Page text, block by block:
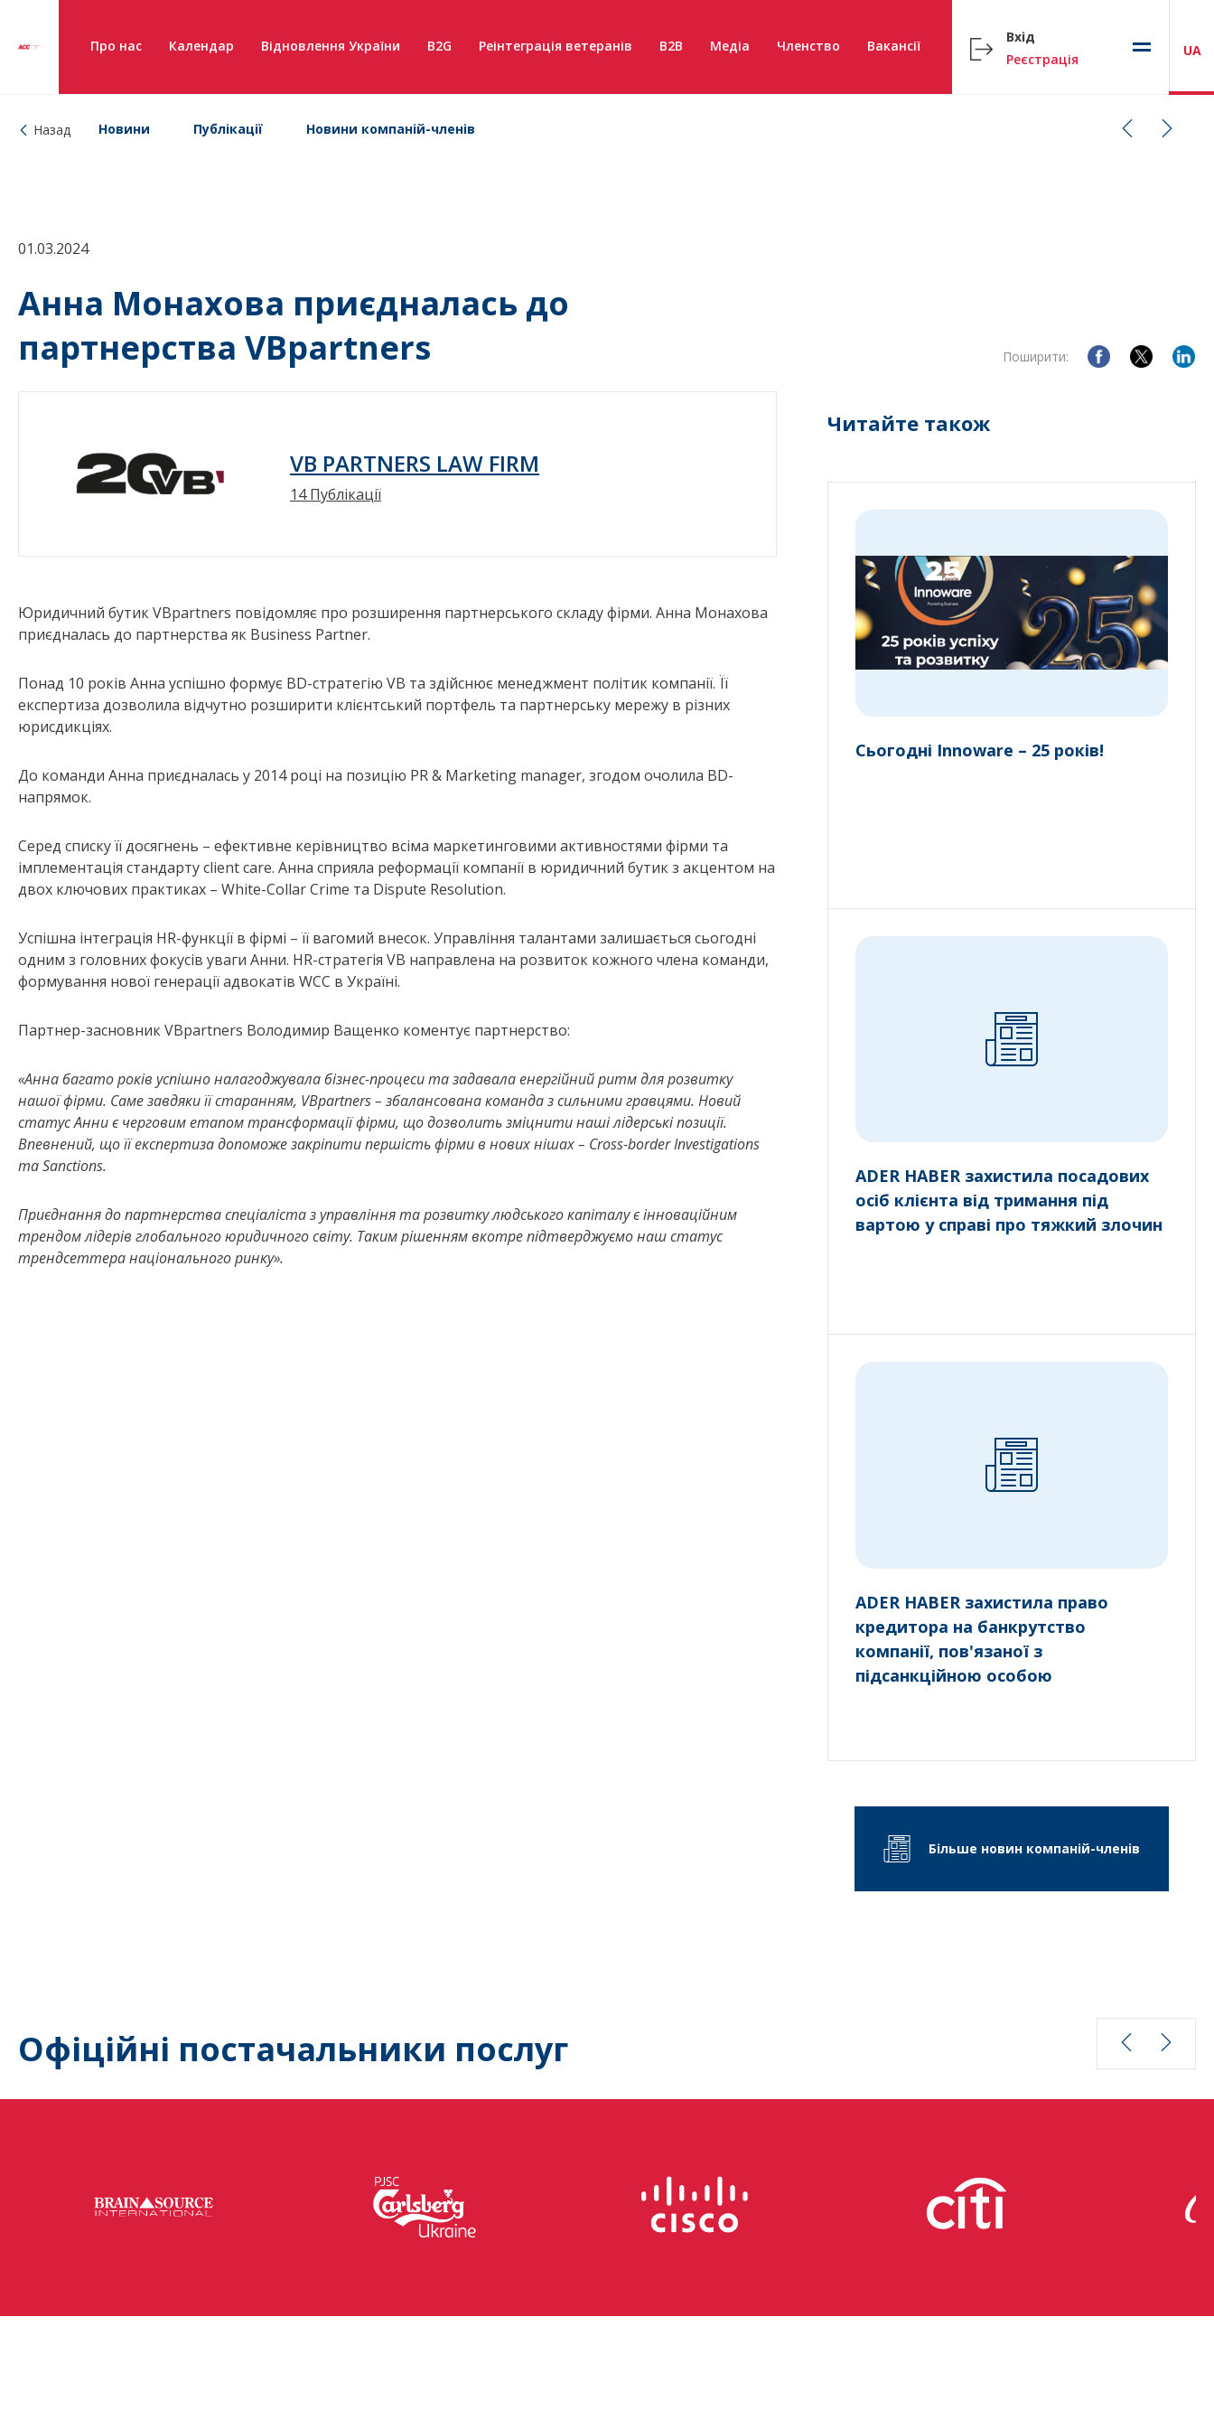
Про нас Календар Відновлення України B2G Реінтеграція ветеранів B2B Медіа Членство Вакансії
Вхід
Реєстрація
UA
Назад Новини Публікації Новини компаній-членів
01.03.2024
Анна Монахова приєдналась до
партнерства VBpartners
Поширити:
VB PARTNERS LAW FIRM
14 Публікації
Юридичний бутик VBpartners повідомляє про розширення партнерського складу фірми. Анна Монахова
приєдналась до партнерства як Business Partner.
Понад 10 років Анна успішно формує BD-стратегію VB та здійснює менеджмент політик компанії. Її
експертиза дозволила відчутно розширити клієнтський портфель та партнерську мережу в різних
юрисдикціях.
До команди Анна приєдналась у 2014 році на позицію PR & Marketing manager, згодом очолила BD-
напрямок.
Серед списку її досягнень – ефективне керівництво всіма маркетинговими активностями фірми та
імплементація стандарту client care. Анна сприяла реформації компанії в юридичний бутик з акцентом на
двох ключових практиках – White-Collar Crime та Dispute Resolution.
Успішна інтеграція HR-функції в фірмі – її вагомий внесок. Управління талантами залишається сьогодні
одним з головних фокусів уваги Анни. HR-стратегія VB направлена на розвиток кожного члена команди,
формування нової генерації адвокатів WCC в Україні.
Партнер-засновник VBpartners Володимир Ващенко коментує партнерство:
«Анна багато років успішно налагоджувала бізнес-процеси та задавала енергійний ритм для розвитку
нашої фірми. Саме завдяки її старанням, VBpartners – збалансована команда з сильними гравцями. Новий
статус Анни є черговим етапом трансформації фірми, що дозволить зміцнити наші лідерські позиції.
Впевнений, що її експертиза допоможе закріпити першість фірми в нових нішах – Cross-border Investigations
та Sanctions.
Приєднання до партнерства спеціаліста з управління та розвитку людського капіталу є інноваційним
трендом лідерів глобального юридичного світу. Таким рішенням вкотре підтверджуємо наш статус
трендсеттера національного ринку».
Читайте також
Сьогодні Innoware – 25 років!
ADER HABER захистила посадових
осіб клієнта від тримання під
вартою у справі про тяжкий злочин
ADER HABER захистила право
кредитора на банкрутство
компанії, пов'язаної з
підсанкційною особою
Більше новин компаній-членів
Офіційні постачальники послуг